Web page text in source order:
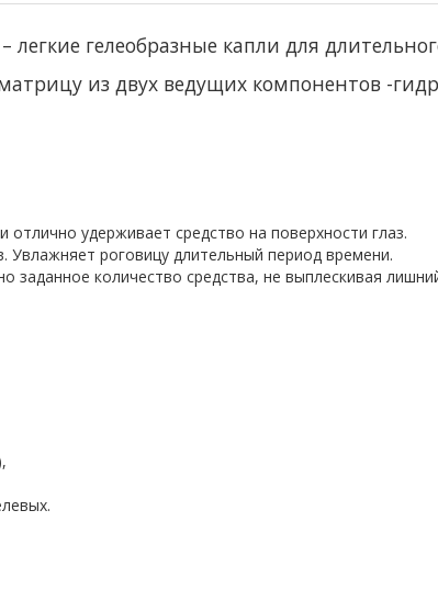
гелеобразные капли для
из двух ведущих компонентов -
удерживает средство на поверхности глаз.
роговицу длительный период времени.
заданное количество средства, не выплескивая